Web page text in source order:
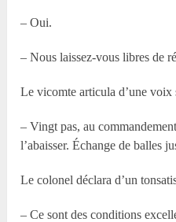
– Oui.
– Nous laissez-vous libres de
Le vicomte articula d’une voix
– Vingt pas, au
l’abaisser. Échange de balles
Le colonel déclara d’un
– Ce sont des conditions